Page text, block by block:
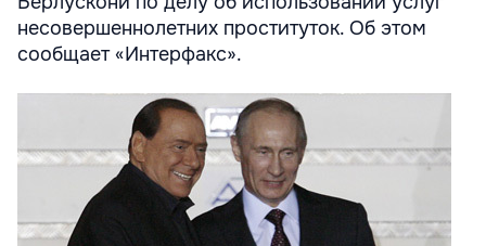
несовершеннолетних проституток. Об этом
сообщает «Интерфакс».